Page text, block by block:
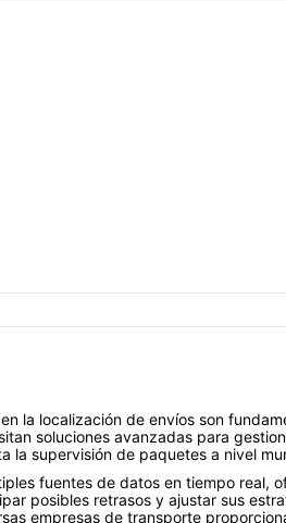
la localización de envíos son
soluciones avanzadas para
supervisión de paquetes a nivel
fuentes de datos en tiempo real,
posibles retrasos y ajustar sus
empresas de transporte